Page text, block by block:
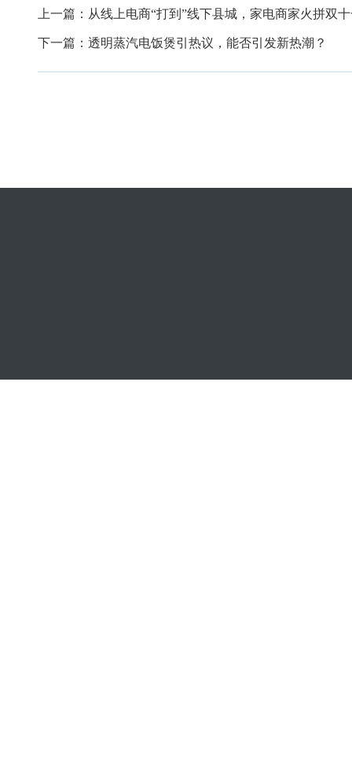
上一篇： 从线上电商“打到”线下县城，家电商家火拼双
下一篇： 透明蒸汽电饭煲引热议，能否引发新热潮？